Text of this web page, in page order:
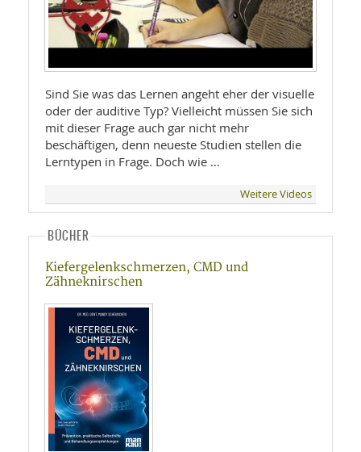
Sind Sie was das Lernen angeht eher der visuelle
oder der auditive Typ? Vielleicht müssen Sie sich
mit dieser Frage auch gar nicht mehr
beschäftigen, denn neueste Studien stellen die
Lerntypen in Frage. Doch wie …
Weitere Videos
BÜCHER
Kiefergelenkschmerzen, CMD und
Zähneknirschen